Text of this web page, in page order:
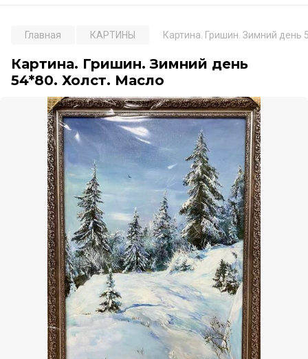
Главная КАРТИНЫ Картина. Гришин. Зимний день
Картина. Гришин. Зимний день
54*80. Холст. Масло